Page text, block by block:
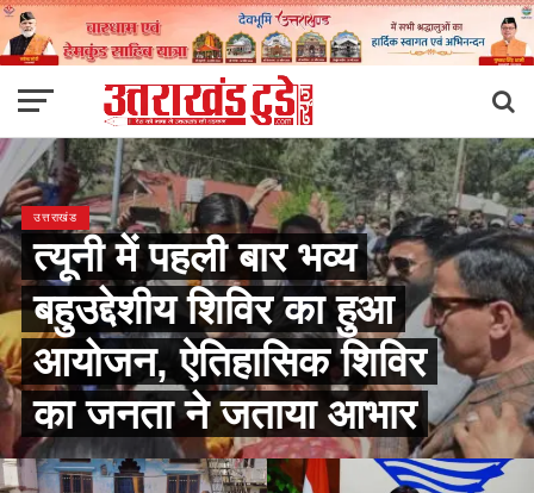
उत्तराखंड
त्यूनी में पहली बार भव्य
बहुउद्देशीय शिविर का हुआ
आयोजन, ऐतिहासिक शिविर
का जनता ने जताया आभार